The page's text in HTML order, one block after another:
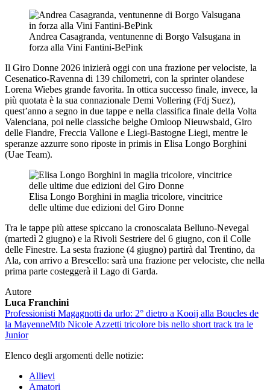
Andrea Casagranda, ventunenne di Borgo Valsugana in
forza alla Vini Fantini-BePink
Il Giro Donne 2026 inizierà oggi con una frazione per velociste, la
Cesenatico-Ravenna di 139 chilometri, con la sprinter olandese
Lorena Wiebes grande favorita. In ottica successo finale, invece, la
più quotata è la sua connazionale Demi Vollering (Fdj Suez),
quest’anno a segno in due tappe e nella classifica finale della Volta
Valenciana, poi nelle classiche belghe Omloop Nieuwsbald, Giro
delle Fiandre, Freccia Vallone e Liegi-Bastogne Liegi, mentre le
speranze azzurre sono riposte in primis in Elisa Longo Borghini
(Uae Team).
Elisa Longo Borghini in maglia tricolore, vincitrice
delle ultime due edizioni del Giro Donne
Tra le tappe più attese spiccano la cronoscalata Belluno-Nevegal
(martedì 2 giugno) e la Rivoli Sestriere del 6 giugno, con il Colle
delle Finestre. La sesta frazione (4 giugno) partirà dal Trentino, da
Ala, con arrivo a Brescello: sarà una frazione per velociste, che nella
prima parte costeggerà il Lago di Garda.
Autore
Luca Franchini
Professionisti Magagnotti da urlo: 2° dietro a Kooij alla Boucles de
la MayenneMtb Nicole Azzetti tricolore bis nello short track tra le
Junior
Elenco degli argomenti delle notizie:
Allievi
Amatori